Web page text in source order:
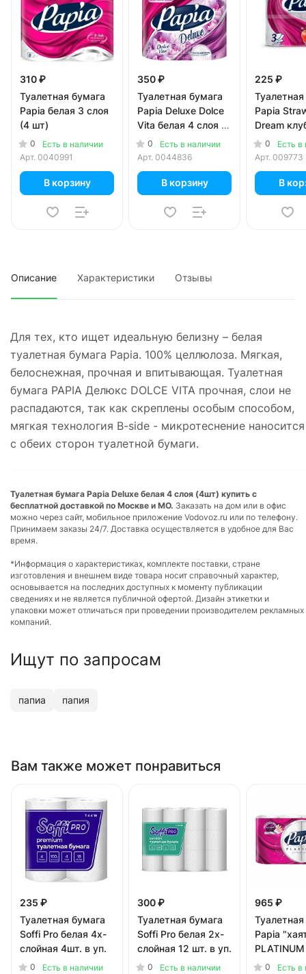
310 ₽
Туалетная бумага
Papia белая 3 слоя
(4 шт)
0
Есть в наличии
Арт. 0040991
В корзину
350 ₽
Туалетная бумага
Papia Deluxe Dolce
Vita белая 4 слоя (4
шт)
0
Есть в наличии
Арт. 0044836
В корзину
225 ₽
Papia
Dream
мечта
рисунком
0
Есть в
Арт. 009773
В
Описание Характеристики Отзывы
Для тех, кто ищет идеальную белизну – белая
туалетная бумага Papia. 100% целлюлоза. Мягкая,
белоснежная, прочная и впитывающая. Туалетная
бумага PAPIA Делюкс DOLCE VITA прочная, слои не
распадаются, так как скреплены особым способом,
мягкая технология B-side - микротеснение наносится
с обеих сторон туалетной бумаги.
Туалетная бумага Papia Deluxe белая 4 слоя (4шт) купить с
бесплатной доставкой по Москве и МО. Заказать на дом или в офис
можно через сайт, мобильное приложение Vodovoz.ru или по телефону.
Принимаем заказы 24/7. Доставка осуществляется в удобное для Вас
время.
*Информация о характеристиках, комплекте поставки, стране
изготовления и внешнем виде товара носит справочный характер,
основывается на последних доступных к моменту публикации
сведениях и не является публичной офертой. Дизайн этикетки и
упаковки может отличаться при проведении производителем рекламных
компаний.
Ищут по запросам
папиа папия
Вам также может понравиться
235 ₽
Туалетная бумага
Soffi Pro белая 4х-
слойная 4шт. в уп.
0
Есть в наличии
300 ₽
Туалетная бумага
Soffi Pro белая 2х-
слойная 12 шт. в уп.
0
Есть в наличии
965 ₽
Papia
8 шт. в уп.
0
Есть в